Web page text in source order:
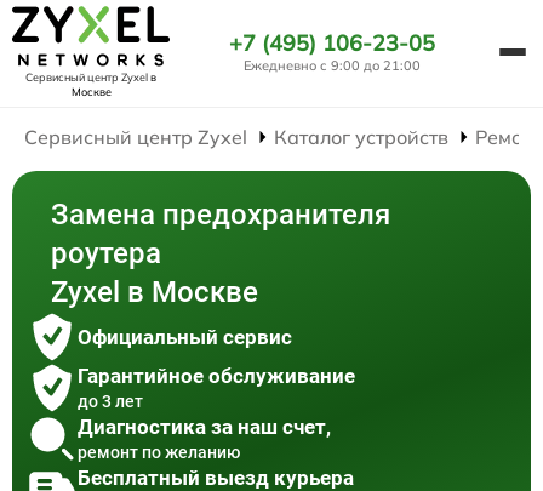
Сервисный центр Zyxelв
Москве
+7 (495) 106-23-05
Ежедневно с 9:00 до 21:00
Сервисный центр Zyxel Каталог устройств
Замена предохранителя
роутера
Zyxel в Москве
Официальный сервис
Гарантийное обслуживание
до 3 лет
Диагностика за наш счет,
ремонт по желанию
Бесплатный выезд курьера